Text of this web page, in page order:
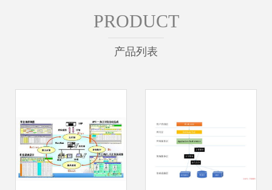
PRODUCT
产品列表